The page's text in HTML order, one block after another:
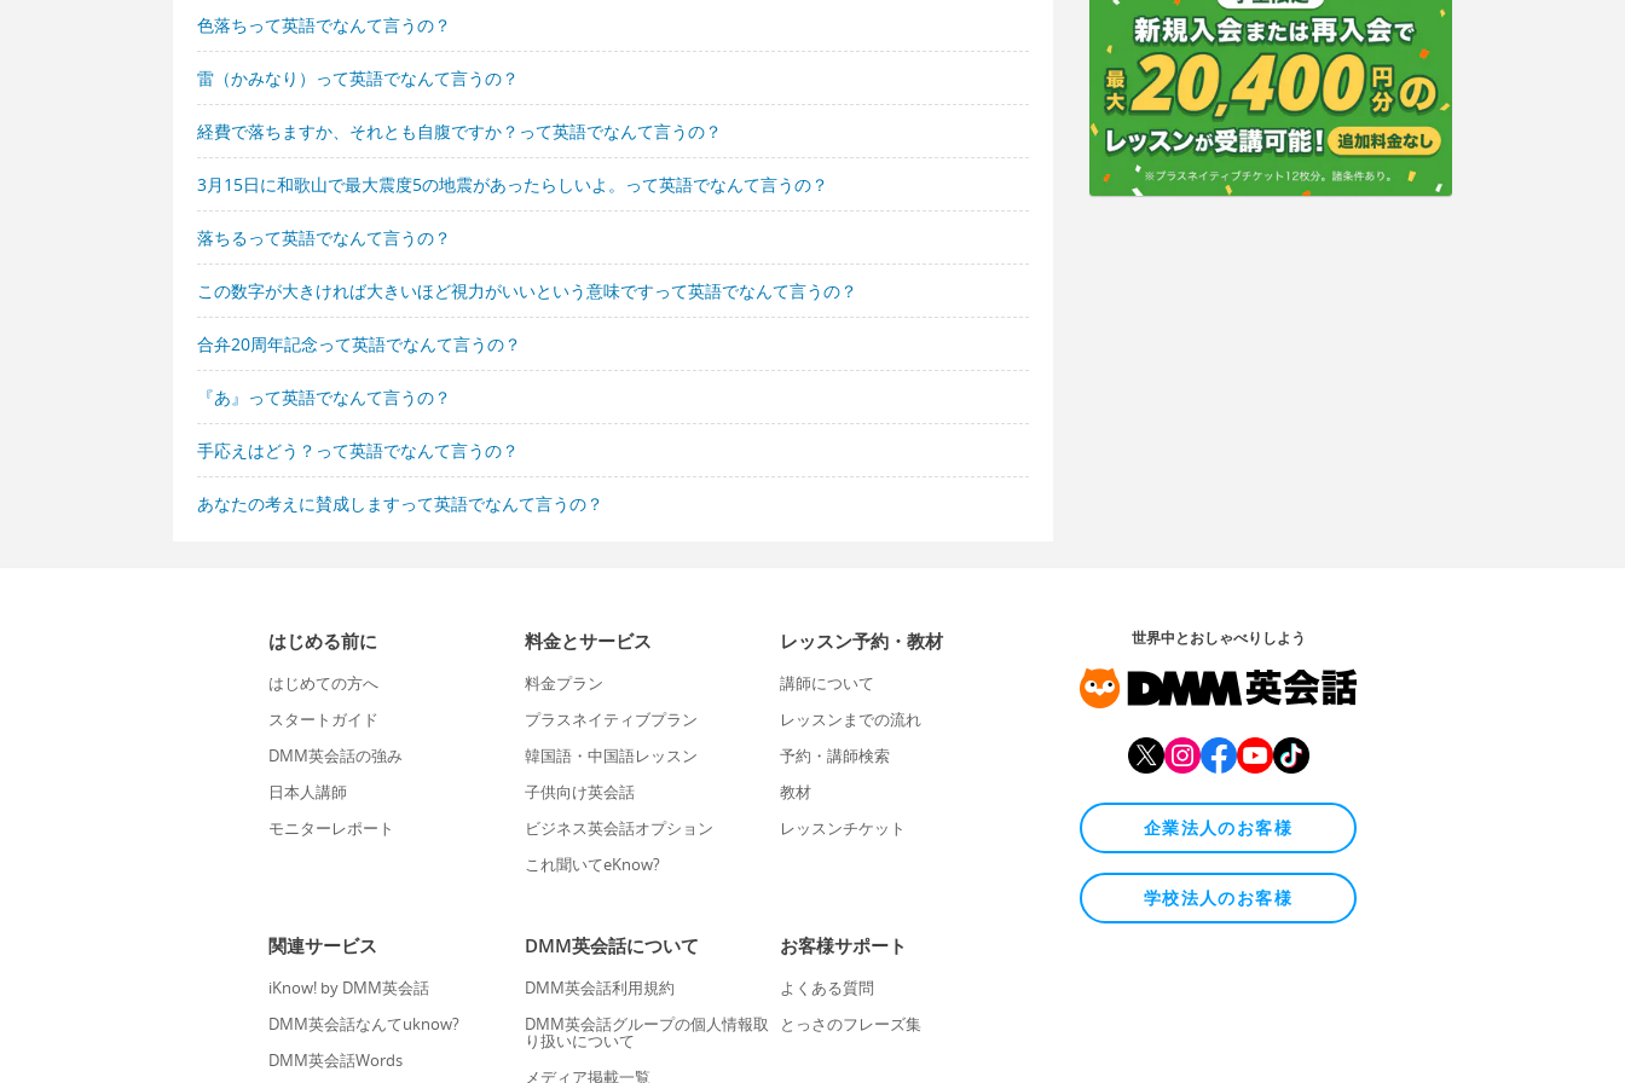
色落ちって英語でなんて言うの？
雷（かみなり）って英語でなんて言うの？
経費で落ちますか、それとも自腹ですか？って英語でなんて言うの？
3月15日に和歌山で最大震度5の地震があったらしいよ。って英語でなんて言うの？
落ちるって英語でなんて言うの？
この数字が大きければ大きいほど視力がいいという意味ですって英語でなんて言うの？
合弁20周年記念って英語でなんて言うの？
『あ』って英語でなんて言うの？
手応えはどう？って英語でなんて言うの？
あなたの考えに賛成しますって英語でなんて言うの？
はじめる前に
はじめての方へ
スタートガイド
DMM英会話の強み
日本人講師
モニターレポート
料金とサービス
料金プラン
プラスネイティブプラン
韓国語・中国語レッスン
子供向け英会話
ビジネス英会話オプション
これ聞いてeKnow?
レッスン予約・教材
講師について
レッスンまでの流れ
予約・講師検索
教材
レッスンチケット
関連サービス
iKnow! by DMM英会話
DMM英会話なんてuknow?
DMM英会話Words
DMM英会話について
DMM英会話利用規約
DMM英会話グループの個人情報取
り扱いについて
メディア掲載一覧
お客様サポート
よくある質問
とっさのフレーズ集
世界中とおしゃべりしよう
企業法人のお客様
学校法人のお客様